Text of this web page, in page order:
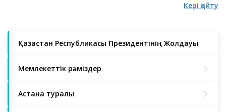
Қазақстан Республикасы Президентінің Жолдауы
Мемлекеттік рәміздер
Астана туралы
Кері қайту